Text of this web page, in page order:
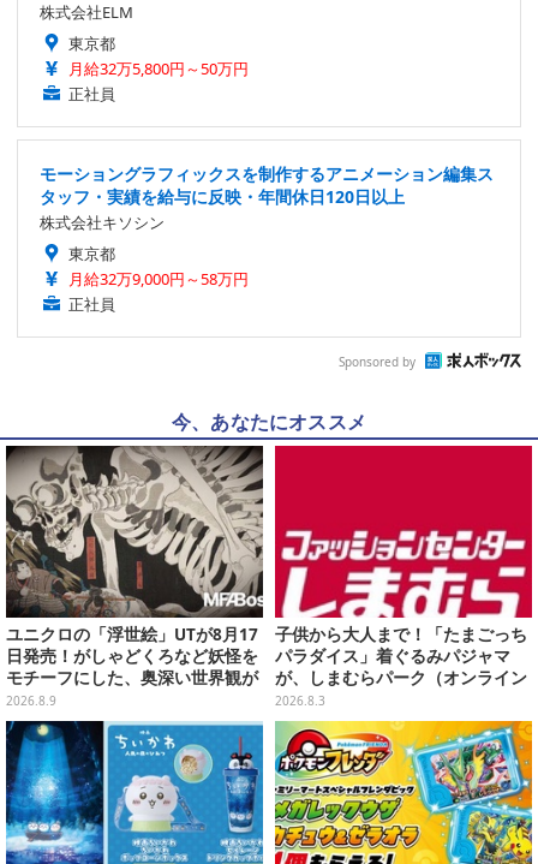
株式会社ELM
東京都
月給32万5,800円～50万円
正社員
モーショングラフィックスを制作するアニメーション編集ス
タッフ・実績を給与に反映・年間休日120日以上
株式会社キソシン
東京都
月給32万9,000円～58万円
正社員
Sponsored by
今、あなたにオススメ
ユニクロの「浮世絵」UTが8月17
日発売！がしゃどくろなど妖怪を
モチーフにした、奥深い世界観が
最高にオシャレ
2026.8.9
子供から大人まで！「たまごっち
パラダイス」着ぐるみパジャマ
が、しまむらパーク（オンライン
ストア）にて受注生産
2026.8.3